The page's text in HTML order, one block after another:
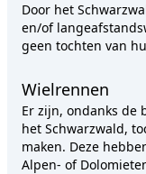
Door het
en/of
geen tochten van
Wielrennen
Er zijn, ondanks de
het Schwarzwald,
maken. Deze
Alpen- of